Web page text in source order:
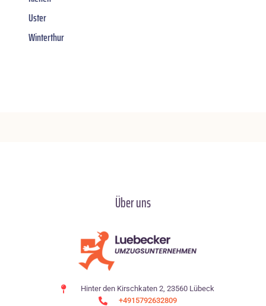
Uster
Winterthur
Über uns
Hinter den Kirschkaten 2, 23560 Lübeck
+4915792632809